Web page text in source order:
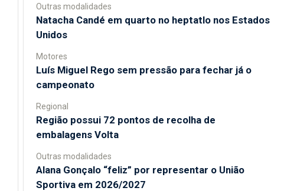
Outras modalidades
Natacha Candé em quarto no heptatlo nos Estados
Unidos
Motores
Luís Miguel Rego sem pressão para fechar já o
campeonato
Regional
Região possui 72 pontos de recolha de
embalagens Volta
Outras modalidades
Alana Gonçalo “feliz” por representar o União
Sportiva em 2026/2027